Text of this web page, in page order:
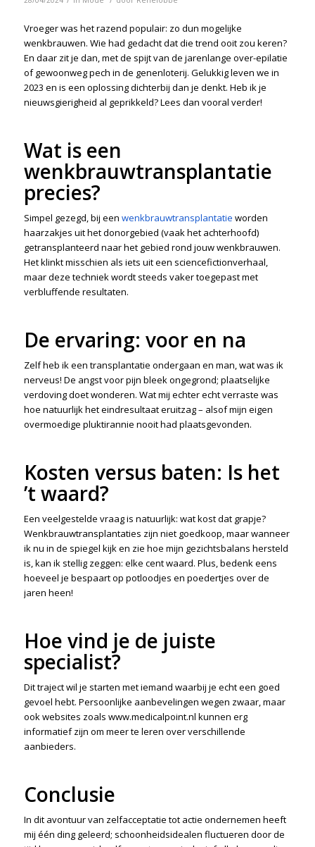
Vroeger was het razend populair: zo dun mogelijke
wenkbrauwen. Wie had gedacht dat die trend ooit zou keren?
En daar zit je dan, met de spijt van de jarenlange over-epilatie
of gewoonweg pech in de genenloterij. Gelukkig leven we in
2023 en is een oplossing dichterbij dan je denkt. Heb ik je
nieuwsgierigheid al geprikkeld? Lees dan vooral verder!
Wat is een
wenkbrauwtransplantatie
precies?
Simpel gezegd, bij een wenkbrauwtransplantatie worden
haarzakjes uit het donorgebied (vaak het achterhoofd)
getransplanteerd naar het gebied rond jouw wenkbrauwen.
Het klinkt misschien als iets uit een sciencefictionverhaal,
maar deze techniek wordt steeds vaker toegepast met
verbluffende resultaten.
De ervaring: voor en na
Zelf heb ik een transplantatie ondergaan en man, wat was ik
nerveus! De angst voor pijn bleek ongegrond; plaatselijke
verdoving doet wonderen. Wat mij echter echt verraste was
hoe natuurlijk het eindresultaat eruitzag – alsof mijn eigen
overmoedige pluktirannie nooit had plaatsgevonden.
Kosten versus baten: Is het
’t waard?
Een veelgestelde vraag is natuurlijk: wat kost dat grapje?
Wenkbrauwtransplantaties zijn niet goedkoop, maar wanneer
ik nu in de spiegel kijk en zie hoe mijn gezichtsbalans hersteld
is, kan ik stellig zeggen: elke cent waard. Plus, bedenk eens
hoeveel je bespaart op potloodjes en poedertjes over de
jaren heen!
Hoe vind je de juiste
specialist?
Dit traject wil je starten met iemand waarbij je echt een goed
gevoel hebt. Persoonlijke aanbevelingen wegen zwaar, maar
ook websites zoals www.medicalpoint.nl kunnen erg
informatief zijn om meer te leren over verschillende
aanbieders.
Conclusie
In dit avontuur van zelfacceptatie tot actie ondernemen heeft
mij één ding geleerd; schoonheidsidealen fluctueren door de